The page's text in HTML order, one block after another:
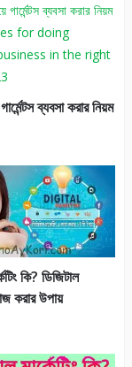
ব্যবসা করার নিয়ম
কি? ডিজিটাল
করার উপায়